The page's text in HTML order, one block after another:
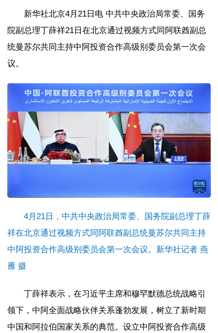
新华社北京4月21日电 中共中央政治局常委、国务
院副总理丁薛祥21日在北京通过视频方式同阿联酋副总
统曼苏尔共同主持中阿投资合作高级别委员会第一次会
议。
4月21日，中共中央政治局常委、国务院副总理丁薛
祥在北京通过视频方式同阿联酋副总统曼苏尔共同主持
中阿投资合作高级别委员会第一次会议。新华社记者 燕
雁 摄
丁薛祥表示，在习近平主席和穆罕默德总统战略引
领下，中阿全面战略伙伴关系蓬勃发展，树立了新时期
中国和阿拉伯国家关系的典范。设立中阿投资合作高级